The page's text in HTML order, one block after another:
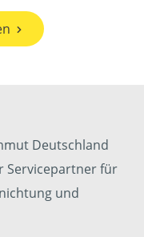
Deutschland
Servicepartner für
und